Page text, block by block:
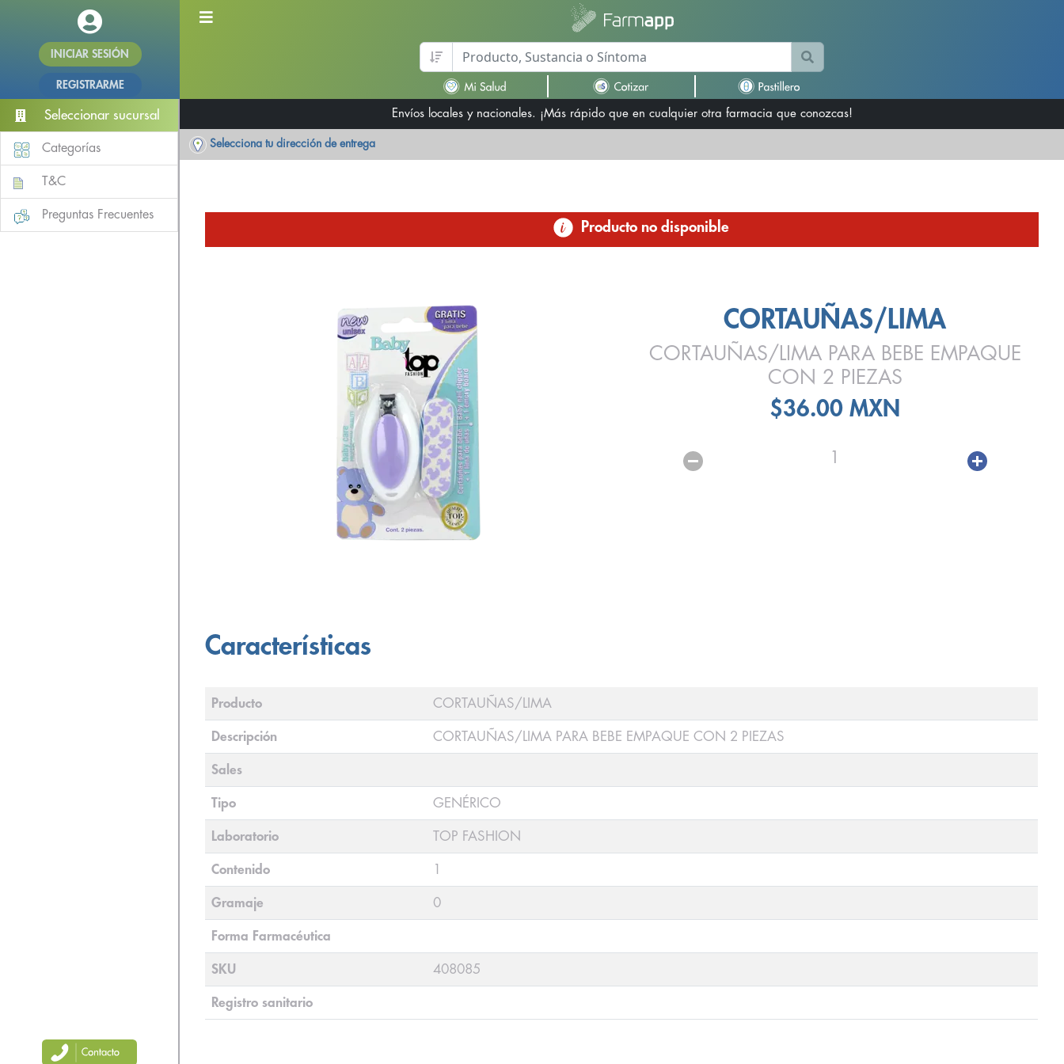
INICIAR SESIÓN
REGISTRARME
Seleccionar sucursal
Categorías
T&C
Preguntas Frecuentes
Envíos locales y nacionales. ¡Más rápido que en cualquier otra farmacia que conozcas!
Selecciona tu dirección de entrega
Producto no disponible
CORTAUÑAS/LIMA
CORTAUÑAS/LIMA PARA BEBE EMPAQUE
CON 2 PIEZAS
$36.00 MXN
1
Características
Producto CORTAUÑAS/LIMA
Descripción CORTAUÑAS/LIMA PARA BEBE EMPAQUE CON 2 PIEZAS
Sales
Tipo GENÉRICO
Laboratorio TOP FASHION
Contenido 1
Gramaje 0
Forma Farmacéutica
SKU 408085
Registro sanitario